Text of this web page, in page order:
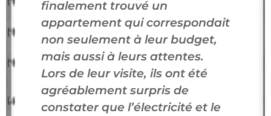
finalement trouvé un
appartement qui correspondait
non seulement à leur budget,
mais aussi à leurs attentes.
Lors de leur visite, ils ont été
agréablement surpris de
constater que l’électricité et le